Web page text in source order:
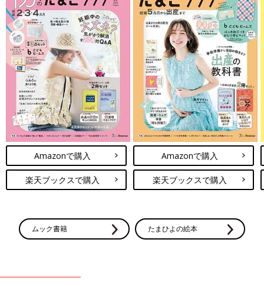
Amazonで購入
楽天ブックスで購入
Amazonで購入
楽天ブックスで購入
ムック書籍 たまひよの絵本